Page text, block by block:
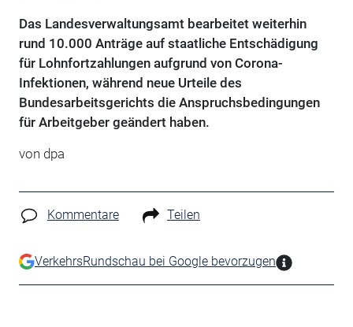
Das Landesverwaltungsamt bearbeitet weiterhin
rund 10.000 Anträge auf staatliche Entschädigung
für Lohnfortzahlungen aufgrund von Corona-
Infektionen, während neue Urteile des
Bundesarbeitsgerichts die Anspruchsbedingungen
für Arbeitgeber geändert haben.
von dpa
Kommentare Teilen
VerkehrsRundschau bei Google bevorzugen